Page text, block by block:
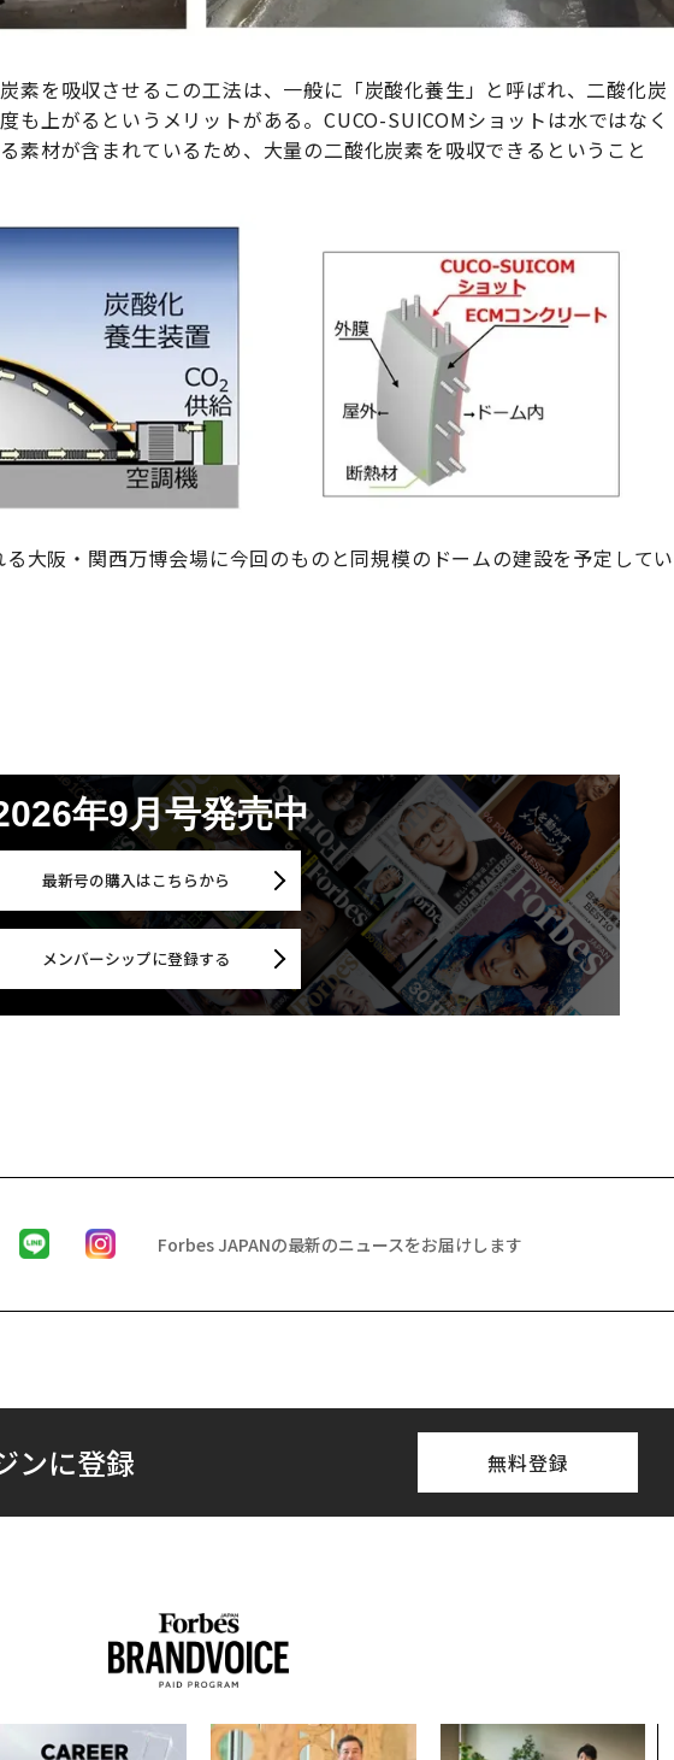
素を吸収させるこの工法は、一般に「炭酸化養生」と呼ばれ、二酸化炭
も上がるというメリットがある。CUCO-SUICOMショットは水ではなく
素材が含まれているため、大量の二酸化炭素を吸収できるということ
大阪・関西万博会場に今回のものと同規模のドームの建設を予定してい
年9月号発売中
最新号の購入はこちらから
メンバーシップに登録する
Forbes JAPANの最新のニュースをお届けします
ンに登録 無料登録